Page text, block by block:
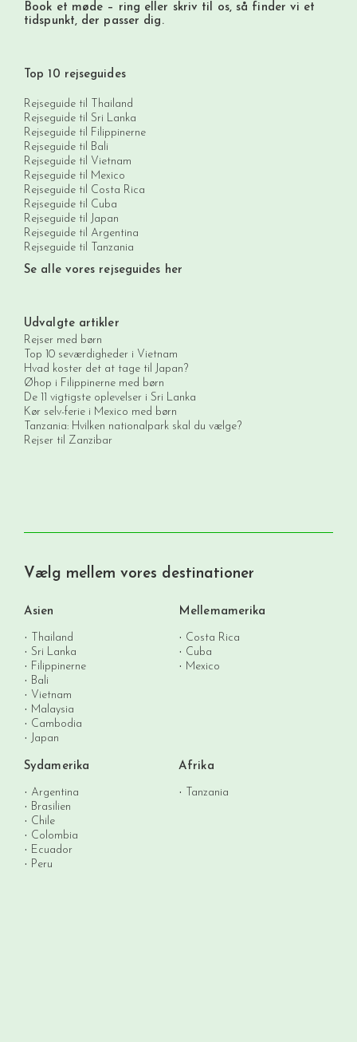
Book et møde – ring eller skriv til os, så finder vi et
tidspunkt, der passer dig.
Top 10 rejseguides
Rejseguide til Thailand
Rejseguide til Sri Lanka
Rejseguide til Filippinerne
Rejseguide til Bali
Rejseguide til Vietnam
Rejseguide til Mexico
Rejseguide til Costa Rica
Rejseguide til Cuba
Rejseguide til Japan
Rejseguide til Argentina
Rejseguide til Tanzania
Se alle vores rejseguides her
Udvalgte artikler
Rejser med børn
Top 10 seværdigheder i Vietnam
Hvad koster det at tage til Japan?
Øhop i Filippinerne med børn
De 11 vigtigste oplevelser i Sri Lanka
Kør selv-ferie i Mexico med børn
Tanzania: Hvilken nationalpark skal du vælge?
Rejser til Zanzibar
Vælg mellem vores destinationer
Asien
Thailand
Sri Lanka
Filippinerne
Bali
Vietnam
Malaysia
Cambodia
Japan
Mellemamerika
Costa Rica
Cuba
Mexico
Sydamerika
Argentina
Brasilien
Chile
Colombia
Ecuador
Peru
Afrika
Tanzania